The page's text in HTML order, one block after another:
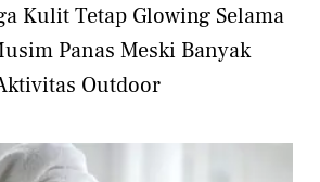
Kulit Tetap Glowing Selama
Panas Meski Banyak
Outdoor